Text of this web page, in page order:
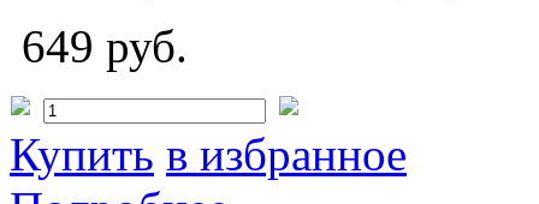
649 руб.
Купить в избранное